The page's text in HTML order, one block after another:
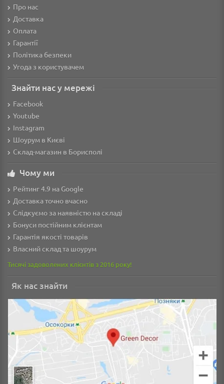
Про нас
Доставка
Оплата
Гарантії
Політика безпеки
Угода з користувачем
Знайти нас у мережі
Facebook
Youtube
Instagram
Шоурум в Києві
Склад-магазин в Борисполі
Чому ми
Рейтинг 4.9 на Google
Доставка точно вчасно
Слідкуємо за наявністю на складі
Бонуси постійним клієнтам
Гарантія якості товарів
Власний склад та шоурум
Тисячі задоволених клієнтів з 2016 року!
Як нас знайти